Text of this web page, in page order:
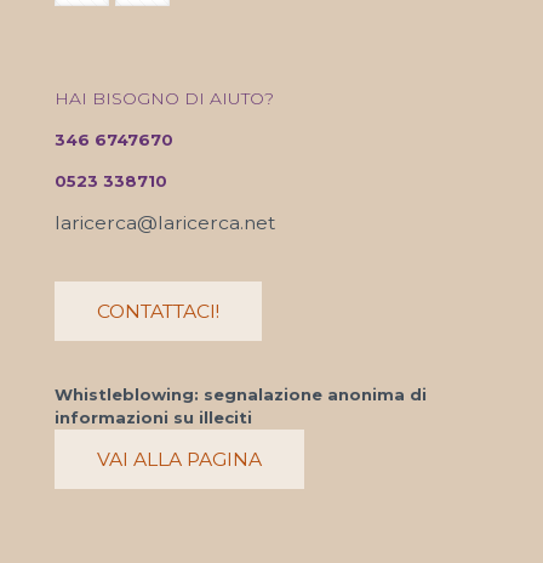
HAI BISOGNO DI AIUTO?
346 6747670
0523 338710
laricerca@laricerca.net
CONTATTACI!
Whistleblowing: segnalazione anonima di
informazioni su illeciti
VAI ALLA PAGINA